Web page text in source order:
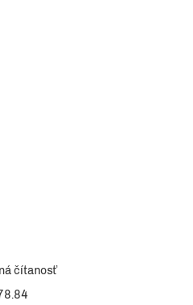
čítanosť